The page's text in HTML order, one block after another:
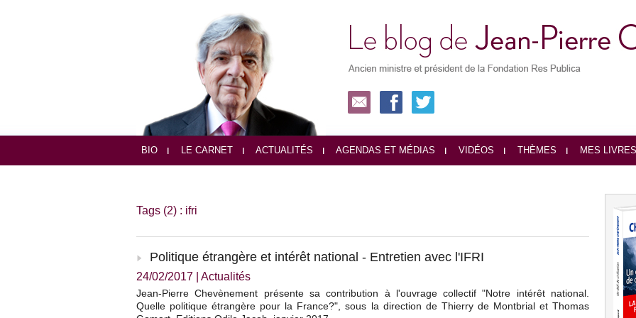
BIO LE CARNET ACTUALITÉS AGENDAS ET MÉDIAS VIDÉOS THÈMES MES LIVRES
Tags (2) : ifri
Politique étrangère et intérêt national - Entretien avec l'IFRI
24/02/2017 Actualités
Jean-Pierre Chevènement présente sa contribution à l'ouvrage collectif "Notre intérêt national.
Quelle politique étrangère pour la France?", sous la direction de Thierry de Montbrial et Thomas